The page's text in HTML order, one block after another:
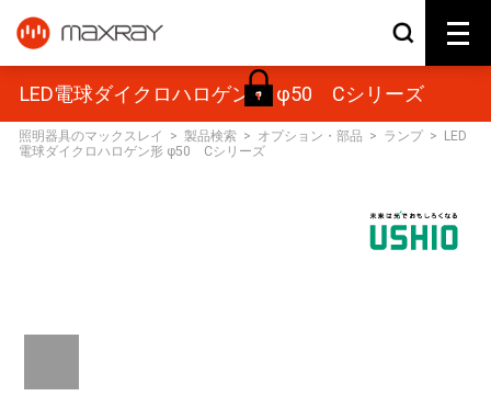
LED電球ダイクロハロゲン形 φ50 Cシリーズ
照明器具のマックスレイ > 製品検索 > オプション・部品 > ランプ >
LED
電球ダイクロハロゲン形 φ50 Cシリーズ